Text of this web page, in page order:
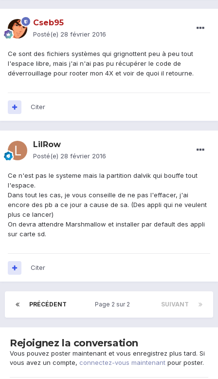
Cseb95
Posté(e) 28 février 2016
Ce sont des fichiers systèmes qui grignottent peu à peu tout
l'espace libre, mais j'ai n'ai pas pu récupérer le code de
déverrouillage pour rooter mon 4X et voir de quoi il retourne.
Citer
LilRow
Posté(e) 28 février 2016
Ce n'est pas le systeme mais la partition dalvik qui bouffe tout
l'espace.
Dans tout les cas, je vous conseille de ne pas l'effacer, j'ai
encore des pb a ce jour a cause de sa. (Des appli qui ne veulent
plus ce lancer)
On devra attendre Marshmallow et installer par default des appli
sur carte sd.
Citer
PRÉCÉDENT SUIVANT
Page 2 sur 2
Rejoignez la conversation
Vous pouvez poster maintenant et vous enregistrez plus tard. Si
vous avez un compte, connectez-vous maintenant pour poster.